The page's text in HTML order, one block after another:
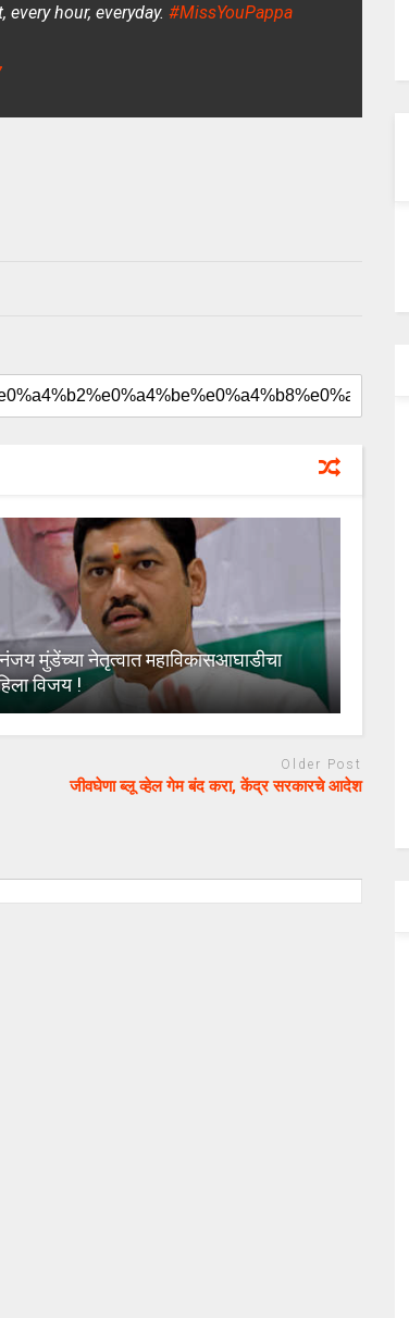
hour, everyday. #MissYouPappa
मुंडेंच्या नेतृत्वात महाविकासआघाडीचा
विजय !
Older Post
जीवघेणा ब्लू व्हेल गेम बंद करा, केंद्र सरकारचे आदेश